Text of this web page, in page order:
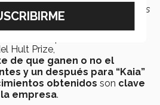
a Hultcuando ya teníamos
fue un reto”.
el formar parte de la
Hult Prize,
de que ganen o no el
y un después para “Kaia”
obtenidos son clave
empresa.